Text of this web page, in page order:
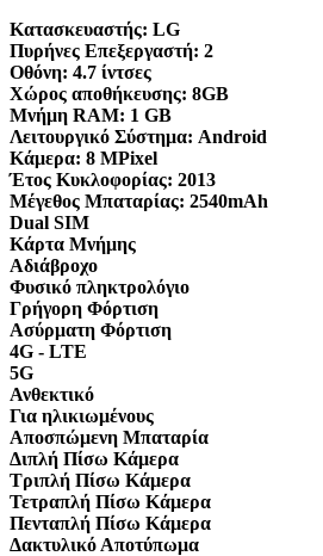
Κατασκευαστής: LG
Πυρήνες Επεξεργαστή: 2
Οθόνη: 4.7 ίντσες
Χώρος αποθήκευσης: 8GB
Μνήμη RAM: 1 GB
Λειτουργικό Σύστημα: Android
Κάμερα: 8 MPixel
Έτος Κυκλοφορίας: 2013
Μέγεθος Μπαταρίας: 2540mAh
Dual SIM
Κάρτα Μνήμης
Αδιάβροχο
Φυσικό πληκτρολόγιο
Γρήγορη Φόρτιση
Ασύρματη Φόρτιση
4G - LTE
5G
Ανθεκτικό
Για ηλικιωμένους
Αποσπώμενη Μπαταρία
Διπλή Πίσω Κάμερα
Τριπλή Πίσω Κάμερα
Τετραπλή Πίσω Κάμερα
Πενταπλή Πίσω Κάμερα
Δακτυλικό Αποτύπωμα